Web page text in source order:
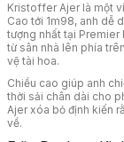
Kristoffer Ajer là một
Cao tới 1m98, anh dễ
tượng nhất tại
từ sân nhà lên phía
vệ tài hoa.
Chiều cao giúp anh
thời sải chân dài cho
Ajer xóa bỏ định kiến
về.